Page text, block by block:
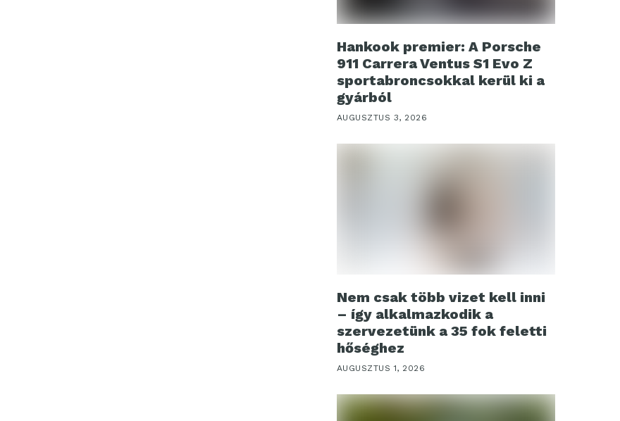
Hankook premier: A Porsche
911 Carrera Ventus S1 Evo Z
sportabroncsokkal kerül ki a
gyárból
AUGUSZTUS 3, 2026
Nem csak több vizet kell inni
– így alkalmazkodik a
szervezetünk a 35 fok feletti
hőséghez
AUGUSZTUS 1, 2026